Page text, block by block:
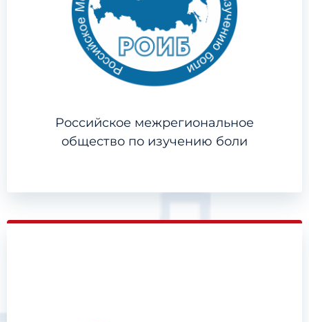
Российское межрегиональное
общество по изучению боли